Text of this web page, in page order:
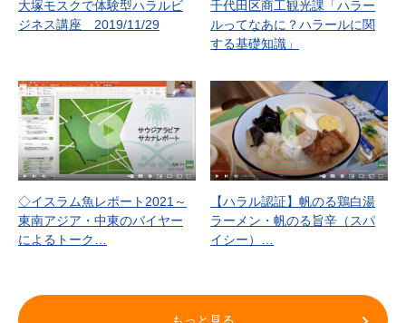
大塚モスクで体験型ハラルビ
ジネス講座 2019/11/29
千代田区商工観光課「ハラー
ルってなあに？ハラールに関
する基礎知識」
◇イスラム魚レポート2021～
東南アジア・中東のバイヤー
によるトーク…
【ハラル認証】帆のる鶏白湯
ラーメン・帆のる旨辛（スパ
イシー）…